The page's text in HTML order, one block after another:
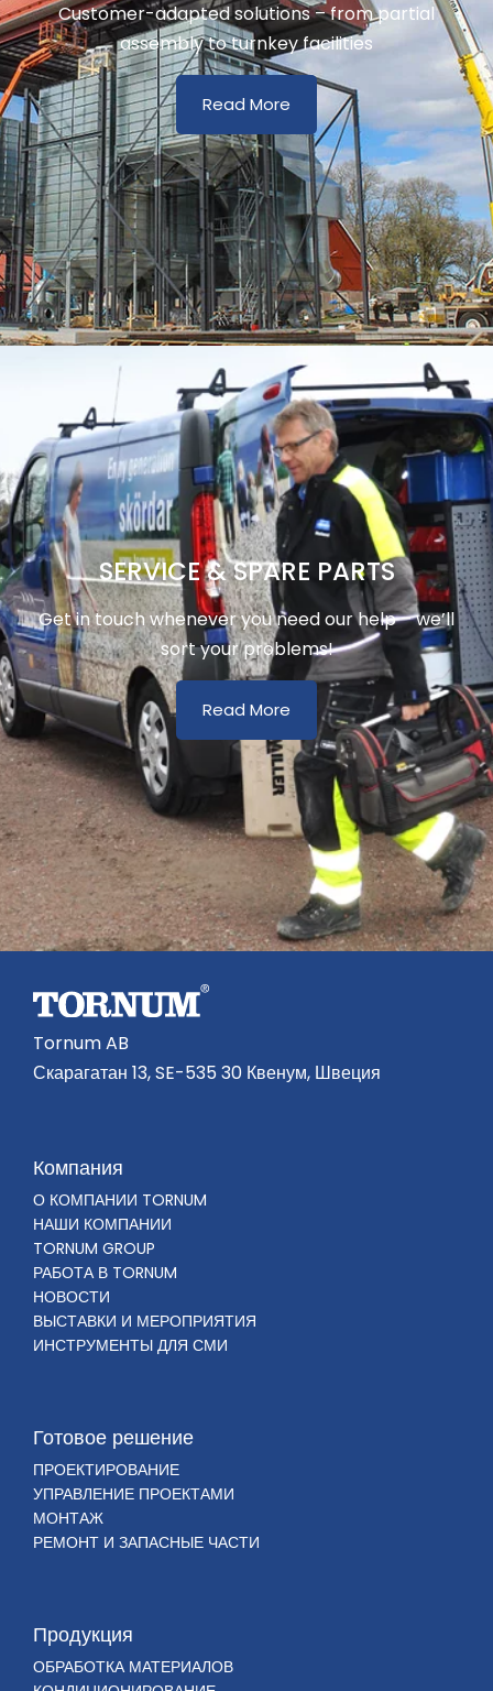
Customer-adapted solutions – from partial
assembly to turnkey facilities
Read More
SERVICE & SPARE PARTS
Get in touch whenever you need our help – we’ll
sort your problems!
Read More
Tornum AB
Скарагатан 13, SE-535 30 Квенум, Швеция
Компания
О КОМПАНИИ TORNUM
НАШИ КОМПАНИИ
TORNUM GROUP
РАБОТА В TORNUM
НОВОСТИ
ВЫСТАВКИ И МЕРОПРИЯТИЯ
ИНСТРУМЕНТЫ ДЛЯ СМИ
Готовое решение
ПРОЕКТИРОВАНИЕ
УПРАВЛЕНИЕ ПРОЕКТАМИ
МОНТАЖ
РЕМОНТ И ЗАПАСНЫЕ ЧАСТИ
Продукция
ОБРАБОТКА МАТЕРИАЛОВ